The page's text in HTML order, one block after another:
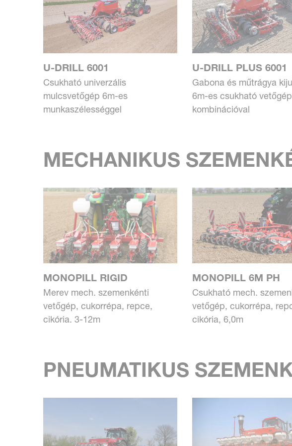
U-DRILL 6001
Csukható univerzális
mulcsvetőgép 6m-es
munkaszélességgel
U-DRILL PLUS 6001
Gabona és műtrágya
6m-es csukható vetőgép
kombinációval
MECHANIKUS
MONOPILL RIGID
Merev mech. szemenkénti
vetőgép, cukorrépa, repce,
cikória. 3-12m
MONOPILL 6M PH
Csukható mech.
vetőgép, cukorrépa,
cikória, 6,0m
PNEUMATIKUS